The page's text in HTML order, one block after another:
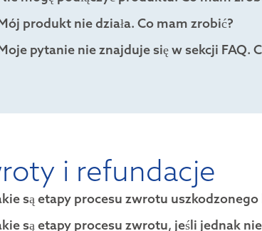
produkt nie działa. Co mam zrobić?
pytanie nie znajduje się w sekcji FAQ.
i refundacje
są etapy procesu zwrotu
są etapy procesu zwrotu, jeśli jednak